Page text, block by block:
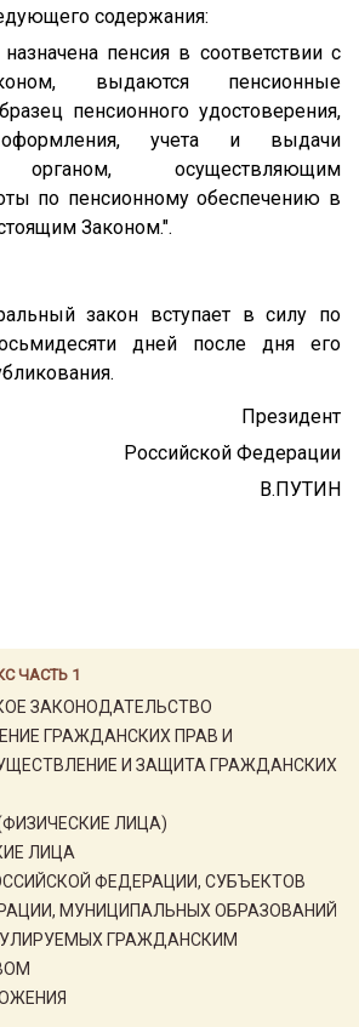
ЧАСТЬ 1
ЗАКОНОДАТЕЛЬСТВО
ГРАЖДАНСКИХ ПРАВ И
И ЗАЩИТА ГРАЖДАНСКИХ
ЛИЦА)
ЛИЦА
ФЕДЕРАЦИИ, СУБЪЕКТОВ
МУНИЦИПАЛЬНЫХ ОБРАЗОВАНИЙ
ГРАЖДАНСКИМ
содержания:
пенсия в соответствии с
выдаются пенсионные
пенсионного удостоверения,
учета и выдачи
органом, осуществляющим
по пенсионному обеспечению в
Законом.".
закон вступает в силу по
дней после дня его
Президент
Российской Федерации
В.ПУТИН